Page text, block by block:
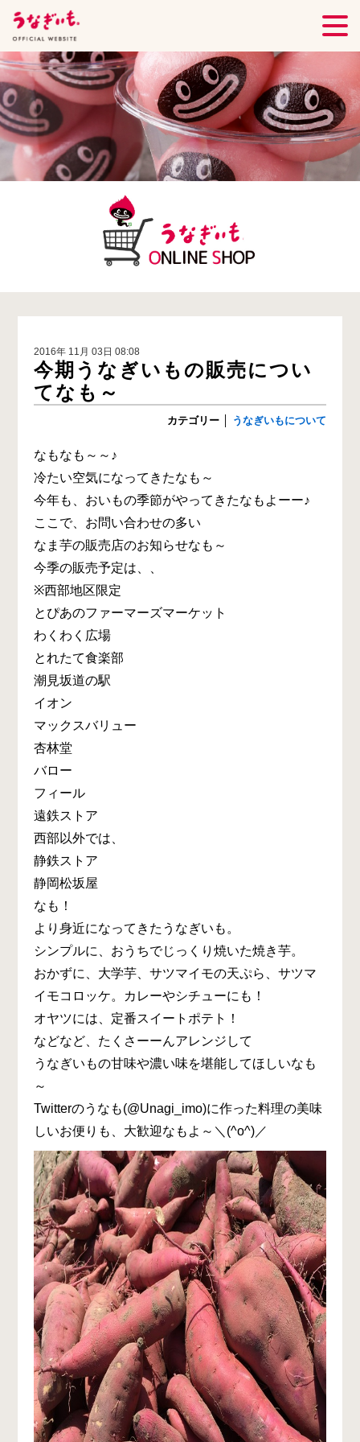
2016年 11月 03日 08:08
今期うなぎいもの販売につい
てなも～
カテゴリー うなぎいもについて
なもなも～～♪
冷たい空気になってきたなも～
今年も、おいもの季節がやってきたなもよーー♪
ここで、お問い合わせの多い
なま芋の販売店のお知らせなも～
今季の販売予定は、、
※西部地区限定
とぴあのファーマーズマーケット
わくわく広場
とれたて食楽部
潮見坂道の駅
イオン
マックスバリュー
杏林堂
バロー
フィール
遠鉄ストア
西部以外では、
静鉄ストア
静岡松坂屋
なも！
より身近になってきたうなぎいも。
シンプルに、おうちでじっくり焼いた焼き芋。
おかずに、大学芋、サツマイモの天ぷら、サツマ
イモコロッケ。カレーやシチューにも！
オヤツには、定番スイートポテト！
などなど、たくさーーんアレンジして
うなぎいもの甘味や濃い味を堪能してほしいなも
～
Twitterのうなも(@Unagi_imo)に作った料理の美味
しいお便りも、大歓迎なもよ～＼(^o^)／